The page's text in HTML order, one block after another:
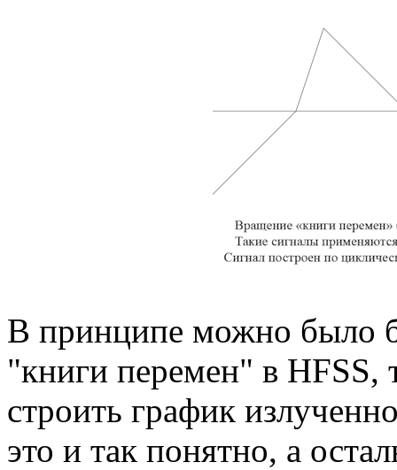
В принципе можно было
"книги перемен" в
строить график
это и так понятно, а